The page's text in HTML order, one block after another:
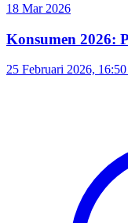
18 Mar 2026
Konsumen 2026:
25 Februari 2026, 16:50